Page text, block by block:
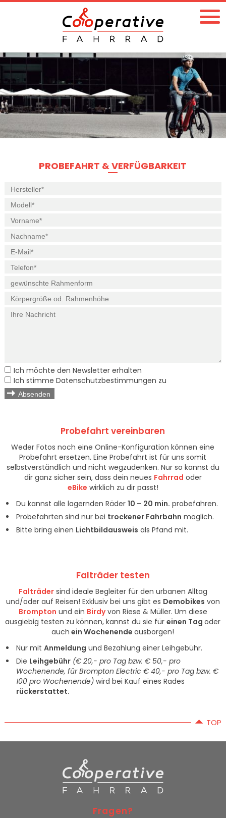
PROBEFAHRT & VERFÜGBARKEIT
Ich möchte den Newsletter erhalten
Ich stimme Datenschutzbestimmungen zu
Absenden
Probefahrt vereinbaren
Weder Fotos noch eine Online-Konfiguration können eine
Probefahrt ersetzen. Eine Probefahrt ist für uns somit
selbstverständlich und nicht wegzudenken. Nur so kannst du
dir ganz sicher sein, dass dein neues Fahrrad oder
eBike wirklich zu dir passt!
Du kannst alle lagernden Räder 10 – 20 min. probefahren.
Probefahrten sind nur bei trockener Fahrbahn möglich.
Bitte bring einen Lichtbildausweis als Pfand mit.
Falträder testen
Falträdersind ideale Begleiter für den urbanen Alltag
und/oder auf Reisen! Exklusiv bei uns gibt es Demobikes von
Brompton und ein Birdyvon Riese & Müller. Um diese
ausgiebig testen zu können, kannst du sie füreinen Tagoder
auch ein Wochenendeausborgen!
Nur mit Anmeldung und Bezahlung einer Leihgebühr.
Die Leihgebühr (€ 20,- pro Tag bzw. € 50,- pro
Wochenende, für Brompton Electric € 40,- pro Tag bzw. €
100 pro Wochenende)wird bei Kauf eines Rades
rückerstattet.
TOP
Fragen?